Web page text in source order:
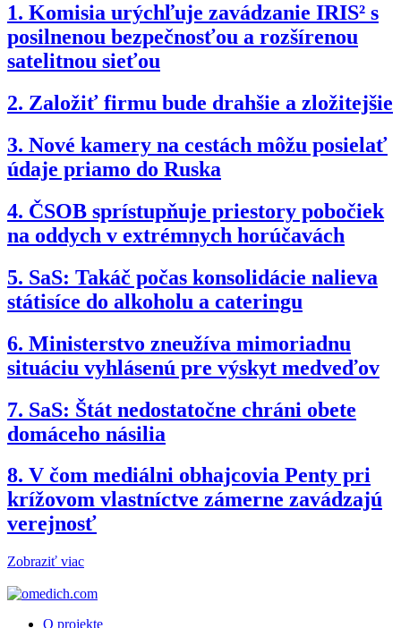
1. Komisia urýchľuje zavádzanie IRIS² s
posilnenou bezpečnosťou a rozšírenou
satelitnou sieťou
2. Založiť firmu bude drahšie a zložitejšie
3. Nové kamery na cestách môžu posielať
údaje priamo do Ruska
4. ČSOB sprístupňuje priestory pobočiek
na oddych v extrémnych horúčavách
5. SaS: Takáč počas konsolidácie nalieva
státisíce do alkoholu a cateringu
6. Ministerstvo zneužíva mimoriadnu
situáciu vyhlásenú pre výskyt medveďov
7. SaS: Štát nedostatočne chráni obete
domáceho násilia
8. V čom mediálni obhajcovia Penty pri
krížovom vlastníctve zámerne zavádzajú
verejnosť
Zobraziť viac
O projekte